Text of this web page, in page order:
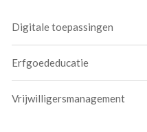
Digitale toepassingen
Erfgoededucatie
Vrijwilligersmanagement